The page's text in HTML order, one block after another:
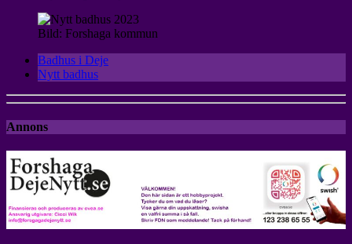
Bild: Forshaga kommun
Badhus i Deje
Nytt badhus
Annons